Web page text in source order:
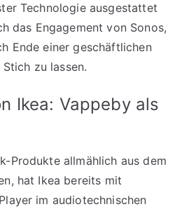
Technologie ausgestattet
das Engagement von Sonos,
Ende einer geschäftlichen
zu lassen.
Ikea: Vappeby als
Produkte allmählich aus dem
hat Ikea bereits mit
im audiotechnischen